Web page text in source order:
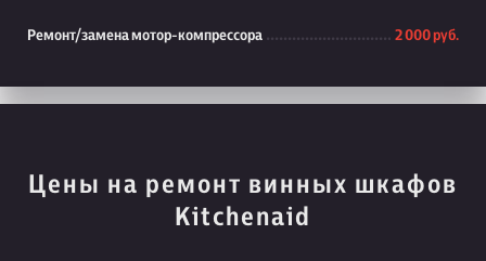
Ремонт/замена мотор-компрессора 2 000 руб.
Цены на ремонт винных шкафов
Kitchenaid